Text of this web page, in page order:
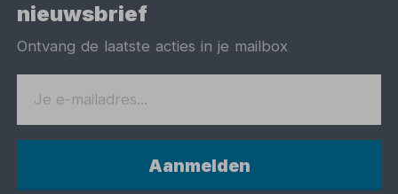
nieuwsbrief
Ontvang de laatste acties in je mailbox
Aanmelden